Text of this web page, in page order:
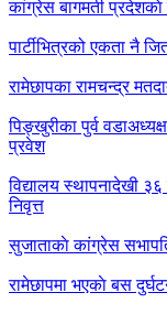
कांग्रेस बागमती प्रदेशकाे
पार्टीभित्रको एकता नै
रामेछापका रामचन्द्र
पिङ्खुरीका पुर्व
प्रवेश
विद्यालय स्थापनादेखी
निवृत्त
सुजाताकाे कांग्रेस
रामेछापमा भएकाे बस